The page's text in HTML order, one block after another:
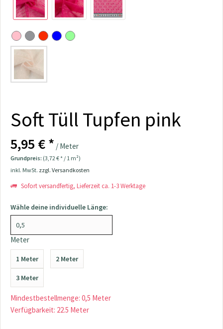
Soft Tüll Tupfen pink
5,95 € * / Meter
Grundpreis: (3,72 € * / 1 m²)
inkl. MwSt. zzgl. Versandkosten
Sofort versandfertig, Lieferzeit ca. 1-3 Werktage
Wähle deine individuelle Länge:
Meter
1 Meter 2 Meter
3 Meter
Mindestbestellmenge: 0,5 Meter
Verfügbarkeit: 22.5 Meter